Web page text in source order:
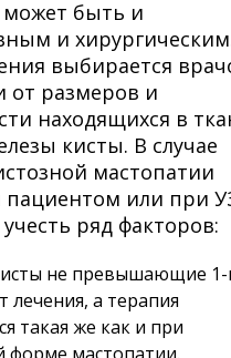
может быть и
и
выбирается
от размеров и
находящихся в
кисты. В случае
мастопатии
пациентом или при
ряд факторов:
не превышающие 1-
лечения, а терапия
такая же как и при
форме мастопатии.